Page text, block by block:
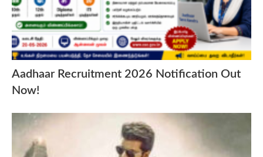
Aadhaar Recruitment 2026 Notification Out
Now!